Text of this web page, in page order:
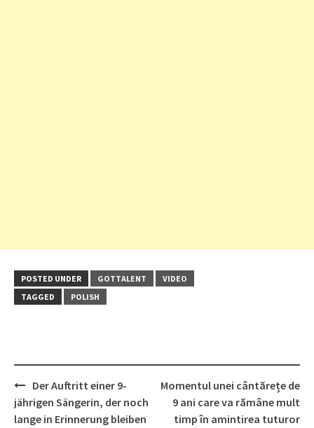
POSTED UNDER GOTTALENT
VIDEO
TAGGED
POLISH
Post
navigation
Der Auftritt einer 9-
jährigen Sängerin, der noch
lange in Erinnerung bleiben
Momentul unei cântărețe de
9 ani care va rămâne mult
timp în amintirea tuturor